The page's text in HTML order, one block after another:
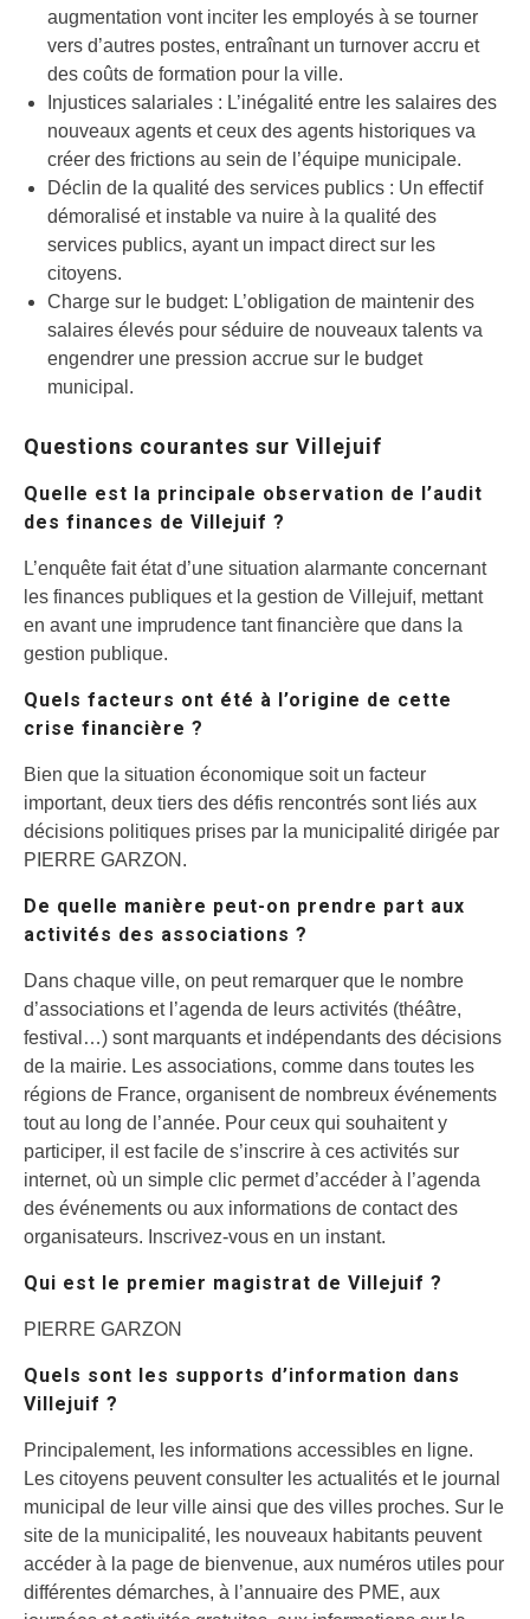
augmentation vont inciter les employés à se tourner
vers d’autres postes, entraînant un turnover accru et
des coûts de formation pour la ville.
Injustices salariales : L’inégalité entre les salaires des
nouveaux agents et ceux des agents historiques va
créer des frictions au sein de l’équipe municipale.
Déclin de la qualité des services publics : Un effectif
démoralisé et instable va nuire à la qualité des
services publics, ayant un impact direct sur les
citoyens.
Charge sur le budget: L’obligation de maintenir des
salaires élevés pour séduire de nouveaux talents va
engendrer une pression accrue sur le budget
municipal.
Questions courantes sur Villejuif
Quelle est la principale observation de l’audit
des finances de Villejuif ?
L’enquête fait état d’une situation alarmante concernant
les finances publiques et la gestion de Villejuif, mettant
en avant une imprudence tant financière que dans la
gestion publique.
Quels facteurs ont été à l’origine de cette
crise financière ?
Bien que la situation économique soit un facteur
important, deux tiers des défis rencontrés sont liés aux
décisions politiques prises par la municipalité dirigée par
PIERRE GARZON.
De quelle manière peut-on prendre part aux
activités des associations ?
Dans chaque ville, on peut remarquer que le nombre
d’associations et l’agenda de leurs activités (théâtre,
festival…) sont marquants et indépendants des décisions
de la mairie. Les associations, comme dans toutes les
régions de France, organisent de nombreux événements
tout au long de l’année. Pour ceux qui souhaitent y
participer, il est facile de s’inscrire à ces activités sur
internet, où un simple clic permet d’accéder à l’agenda
des événements ou aux informations de contact des
organisateurs. Inscrivez-vous en un instant.
Qui est le premier magistrat de Villejuif ?
PIERRE GARZON
Quels sont les supports d’information dans
Villejuif ?
Principalement, les informations accessibles en ligne.
Les citoyens peuvent consulter les actualités et le journal
municipal de leur ville ainsi que des villes proches. Sur le
site de la municipalité, les nouveaux habitants peuvent
accéder à la page de bienvenue, aux numéros utiles pour
différentes démarches, à l’annuaire des PME, aux